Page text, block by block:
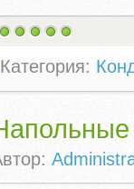
Категория: